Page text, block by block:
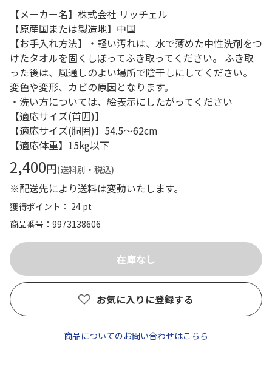
【メーカー名】株式会社 リッチェル
【原産国または製造地】中国
【お手入れ方法】・軽い汚れは、水で薄めた中性洗剤をつ
けたタオルを固くしぼってふき取ってください。 ふき取
った後は、風通しのよい場所で陰干しにしてください。
変色や変形、カビの原因となります。
・洗い方については、絵表示にしたがってください
【適応サイズ(首囲)】
【適応サイズ(胴囲)】54.5～62cm
【適応体重】15kg以下
2,400円(送料別・税込)
※配送先により送料は変動いたします。
獲得ポイント： 24 pt
商品番号
9973138606
お気に入りに登録する
商品についてのお問い合わせはこちら